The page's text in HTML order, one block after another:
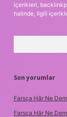
içerikleri,
halinde, ilgili
Son yorumlar
Farsça Hâr Ne
Farsça Hâr Ne